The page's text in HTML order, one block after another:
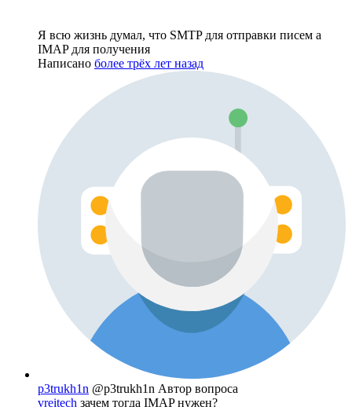
Я всю жизнь думал, что SMTP для отправки писем а
IMAP для получения
Написано более трёх лет назад
p3trukh1n @p3trukh1n Автор вопроса
vreitech зачем тогда IMAP нужен?